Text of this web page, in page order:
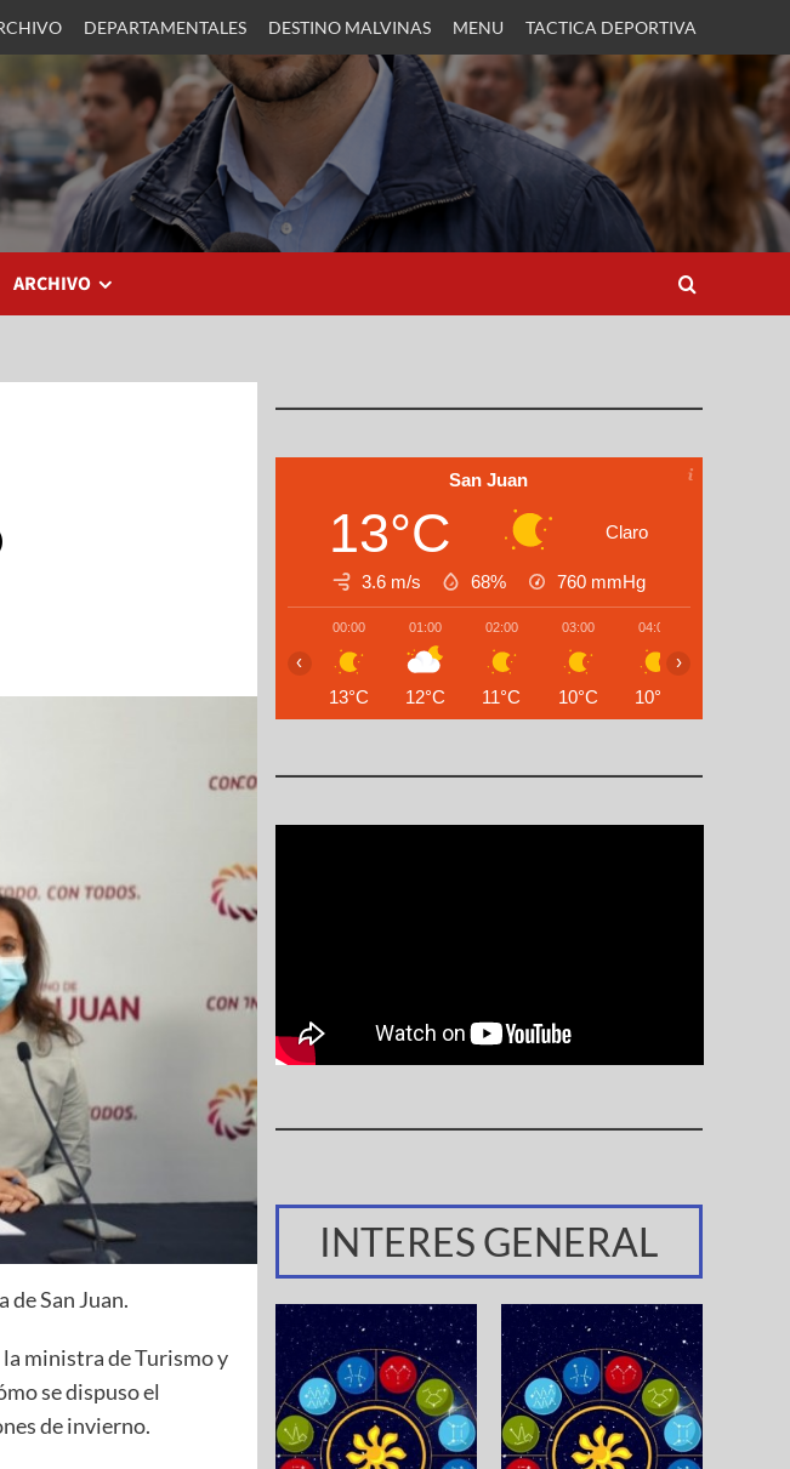
DEPARTAMENTALES DESTINO MALVINAS MENU TACTICA DEPORTIVA
ARCHIVO
San Juan.
la ministra de Turismo y
se dispuso el
de invierno.
San Juan
13°C Claro
3.6 m/s 68% 760 mmHg
00:00
13°C
01:00
12°C
02:00
11°C
03:00
10°C
04:00
10°C
‹ ›
INTERES GENERAL